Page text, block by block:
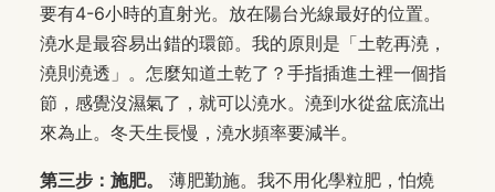
要有4-6小時的直射光。放在陽台光線最好的位置。
澆水是最容易出錯的環節。我的原則是「土乾再澆，
澆則澆透」。怎麼知道土乾了？手指插進土裡一個指
節，感覺沒濕氣了，就可以澆水。澆到水從盆底流出
來為止。冬天生長慢，澆水頻率要減半。
第三步：施肥。
薄肥勤施。我不用化學粒肥，怕燒